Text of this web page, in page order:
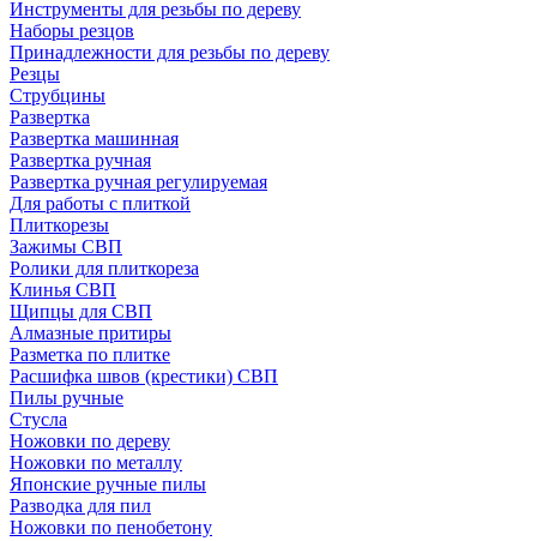
Инструменты для резьбы по дереву
Наборы резцов
Принадлежности для резьбы по дереву
Резцы
Струбцины
Развертка
Развертка машинная
Развертка ручная
Развертка ручная регулируемая
Для работы с плиткой
Плиткорезы
Зажимы СВП
Ролики для плиткореза
Клинья СВП
Щипцы для СВП
Алмазные притиры
Разметка по плитке
Расшифка швов (крестики) СВП
Пилы ручные
Стусла
Ножовки по дереву
Ножовки по металлу
Японские ручные пилы
Разводка для пил
Ножовки по пенобетону